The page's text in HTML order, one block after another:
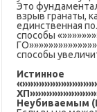
Это
взрыв гранаты,
единственная
способы
способы
Истинное
Неубиваемым